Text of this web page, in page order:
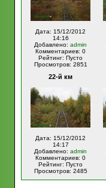
Дата: 15/12/2012
14:16
Добавлено: admin
Комментариев: 0
Рейтинг: Пусто
Просмотров: 2851
22-й км
Дата: 15/12/2012
14:17
Добавлено: admin
Комментариев: 0
Рейтинг: Пусто
Просмотров: 2485